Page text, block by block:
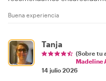
Buena experiencia
Tanja
(Sobre tu
Madeline
14 julio 2026